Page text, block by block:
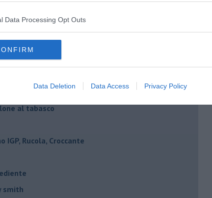
Data Processing Opt Outs
Data Deletion Data Access Privacy Policy
IGP
IGP
scampi e timo
piccante
mandorle
al tabasco
IGP, Rucola, Croccante
smith